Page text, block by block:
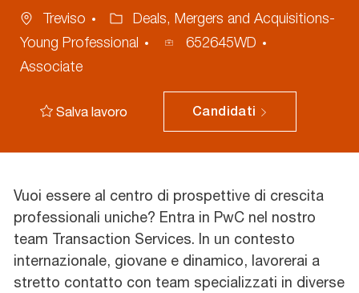
Ubicazione
Treviso Categoria
Deals, Mergers and Acquisitions-
Young Professional
ID
652645WD
Associate
Salva lavoro Candidati
Vuoi essere al centro di prospettive di crescita
professionali uniche? Entra in PwC nel nostro
team Transaction Services. In un contesto
internazionale, giovane e dinamico, lavorerai a
stretto contatto con team specializzati in diverse